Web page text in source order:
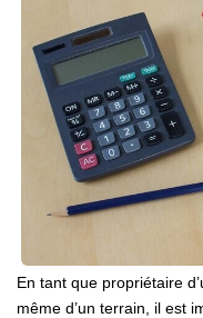
En tant que propriétaire
même d’un terrain, il est